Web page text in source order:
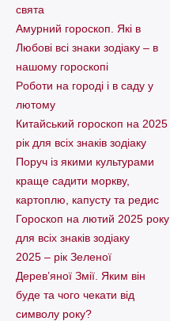
свята
Амурний гороскоп. Які в
Любові всі знаки зодіаку – в
нашому гороскопі
Pоботи на городі і в саду у
лютому
Китайський гороскоп на 2025
рік для всіх знаків зодіаку
Поруч із якими культурами
краще садити моркву,
картоплю, капусту та редис
Гороскоп на лютий 2025 року
для всіх знаків зодіаку
2025 – рік Зеленої
Дерев’яної Змії. Яким він
буде та чого чекати від
символу року?